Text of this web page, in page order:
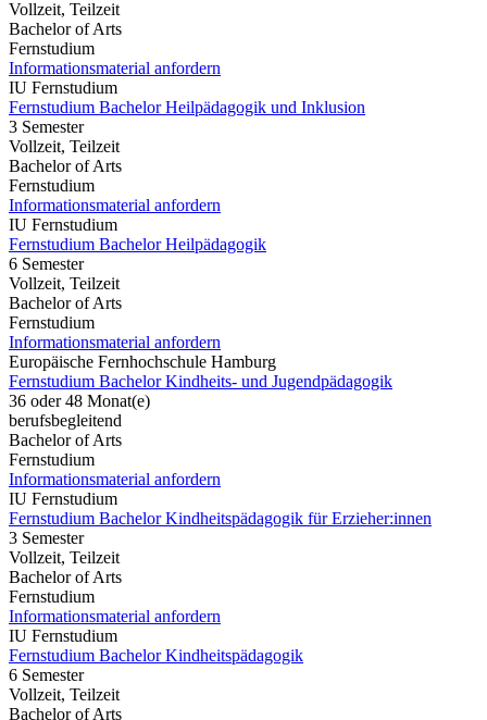
Vollzeit, Teilzeit
Bachelor of Arts
Fernstudium
Informationsmaterial anfordern
IU Fernstudium
Fernstudium Bachelor Heilpädagogik und Inklusion
3 Semester
Vollzeit, Teilzeit
Bachelor of Arts
Fernstudium
Informationsmaterial anfordern
IU Fernstudium
Fernstudium Bachelor Heilpädagogik
6 Semester
Vollzeit, Teilzeit
Bachelor of Arts
Fernstudium
Informationsmaterial anfordern
Europäische Fernhochschule Hamburg
Fernstudium Bachelor Kindheits- und Jugendpädagogik
36 oder 48 Monat(e)
berufsbegleitend
Bachelor of Arts
Fernstudium
Informationsmaterial anfordern
IU Fernstudium
Fernstudium Bachelor Kindheitspädagogik für Erzieher:innen
3 Semester
Vollzeit, Teilzeit
Bachelor of Arts
Fernstudium
Informationsmaterial anfordern
IU Fernstudium
Fernstudium Bachelor Kindheitspädagogik
6 Semester
Vollzeit, Teilzeit
Bachelor of Arts